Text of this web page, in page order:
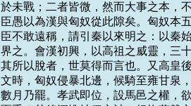
於未戰；二者皆微，然而大事之本，
臣愚以為漢與匈奴從此隙矣。匈奴本
臣不敢遠稱，請引秦以來明之：以秦
界之。會漢初興，以高祖之威靈，三
其所以脫者，世莫得而言也。又高皇
文時，匈奴侵暴北邊，候騎至雍甘泉
數月乃罷。孝武即位，設馬邑之權，